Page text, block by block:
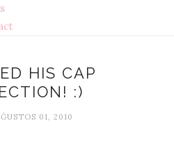
HIS CAP
:)
01, 2010